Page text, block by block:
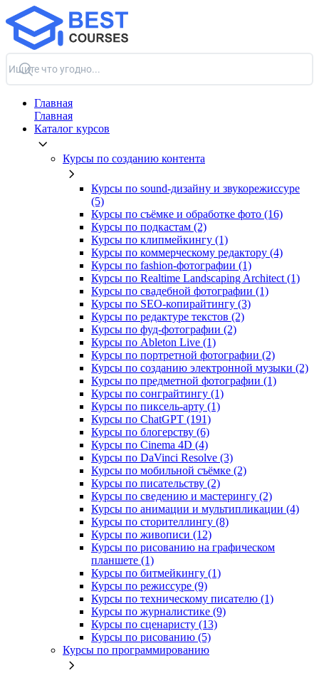
Главная
Главная
Каталог курсов
Курсы по созданию контента
Курсы по sound-дизайну и звукорежиссуре
(5)
Курсы по съёмке и обработке фото (16)
Курсы по подкастам (2)
Курсы по клипмейкингу (1)
Курсы по коммерческому редактору (4)
Курсы по fashion-фотографии (1)
Курсы по Realtime Landscaping Architect (1)
Курсы по свадебной фотографии (1)
Курсы по SEO-копирайтингу (3)
Курсы по редактуре текстов (2)
Курсы по фуд-фотографии (2)
Курсы по Ableton Live (1)
Курсы по портретной фотографии (2)
Курсы по созданию электронной музыки (2)
Курсы по предметной фотографии (1)
Курсы по сонграйтингу (1)
Курсы по пиксель-арту (1)
Курсы по ChatGPT (191)
Курсы по блогерству (6)
Курсы по Cinema 4D (4)
Курсы по DaVinci Resolve (3)
Курсы по мобильной съёмке (2)
Курсы по писательству (2)
Курсы по сведению и мастерингу (2)
Курсы по анимации и мультипликации (4)
Курсы по сторителлингу (8)
Курсы по живописи (12)
Курсы по рисованию на графическом
планшете (1)
Курсы по битмейкингу (1)
Курсы по режиссуре (9)
Курсы по техническому писателю (1)
Курсы по журналистике (9)
Курсы по сценаристу (13)
Курсы по рисованию (5)
Курсы по программированию